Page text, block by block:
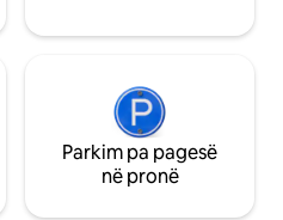
Parkim pa pagesë
në pronë